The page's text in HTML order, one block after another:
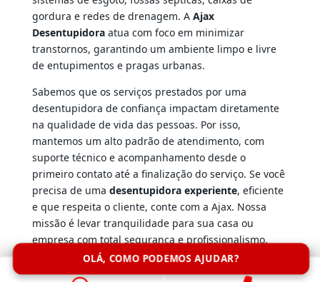
gordura e redes de drenagem. A Ajax
Desentupidoraatua com foco em minimizar
transtornos, garantindo um ambiente limpo e livre
de entupimentos e pragas urbanas.
Sabemos que os serviços prestados por uma
desentupidora de confiança impactam diretamente
na qualidade de vida das pessoas. Por isso,
mantemos um alto padrão de atendimento, com
suporte técnico e acompanhamento desde o
primeiro contato até a finalização do serviço. Se você
precisa de uma desentupidora experiente, eficiente
e que respeita o cliente, conte com a Ajax. Nossa
missão é levar tranquilidade para sua casa ou
empresa com total segurança e profissionalismo.
OLÁ, COMO PODEMOS AJUDAR?